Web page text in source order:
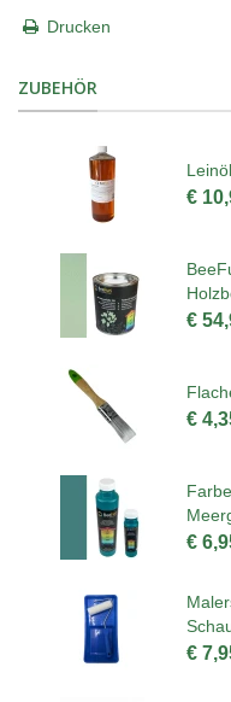
Drucken
ZUBEHÖR
€
€
€
€
€